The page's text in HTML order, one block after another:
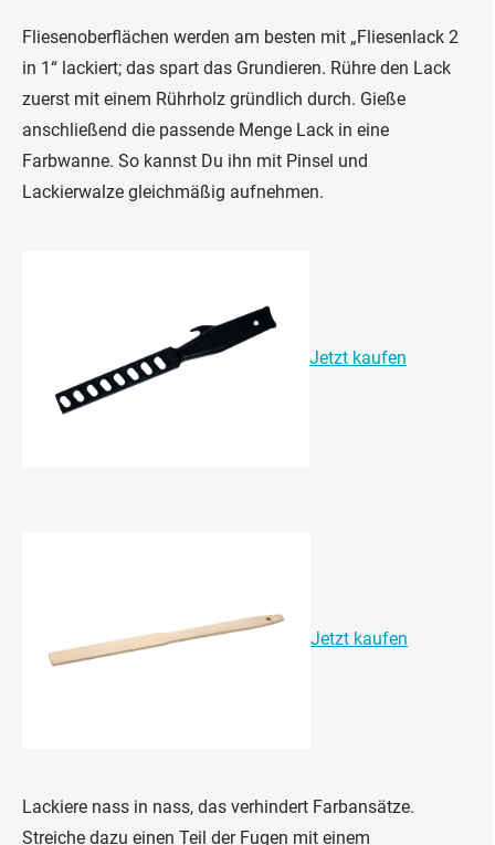
Fliesenoberflächen werden am besten mit „Fliesenlack 2
in 1“ lackiert; das spart das Grundieren. Rühre den Lack
zuerst mit einem Rührholz gründlich durch. Gieße
anschließend die passende Menge Lack in eine
Farbwanne. So kannst Du ihn mit Pinsel und
Lackierwalze gleichmäßig aufnehmen.
Jetzt kaufen
Jetzt kaufen
Lackiere nass in nass, das verhindert Farbansätze.
Streiche dazu einen Teil der Fugen mit einem